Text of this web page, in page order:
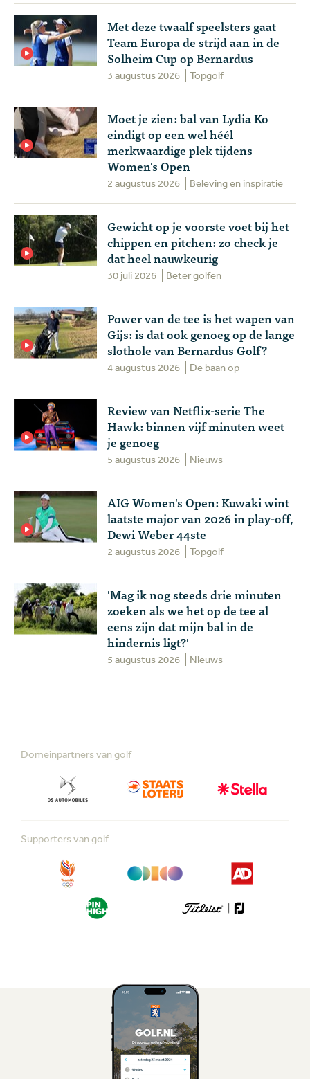
Met deze twaalf speelsters gaat
Team Europa de strijd aan in de
Solheim Cup op Bernardus
3 augustus 2026 Topgolf
Moet je zien: bal van Lydia Ko
eindigt op een wel héél
merkwaardige plek tijdens
Women's Open
2 augustus 2026 Beleving en inspiratie
Gewicht op je voorste voet bij het
chippen en pitchen: zo check je
dat heel nauwkeurig
30 juli 2026 Beter golfen
Power van de tee is het wapen van
Gijs: is dat ook genoeg op de lange
slothole van Bernardus Golf?
4 augustus 2026 De baan op
Review van Netflix-serie The
Hawk: binnen vijf minuten weet
je genoeg
5 augustus 2026 Nieuws
AIG Women's Open: Kuwaki wint
laatste major van 2026 in play-off,
Dewi Weber 44ste
2 augustus 2026 Topgolf
'Mag ik nog steeds drie minuten
zoeken als we het op de tee al
eens zijn dat mijn bal in de
hindernis ligt?'
5 augustus 2026 Nieuws
Domeinpartners van golf
Supporters van golf